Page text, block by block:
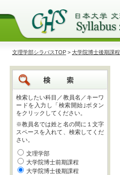
文理学部シラバスTOP > 大学院博士後期課程
検索したい科目／教員名／キーワ
ードを入力し「検索開始｣ボタン
をクリックしてください。
※教員名では姓と名の間に１文字
スペースを入れて、検索してくだ
さい。
文理学部
大学院博士前期課程
大学院博士後期課程